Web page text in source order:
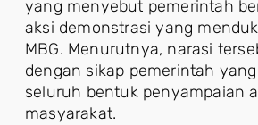
yang menyebut pemerintah
aksi demonstrasi yang
MBG. Menurutnya, narasi
dengan sikap pemerintah
seluruh bentuk penyampaian
masyarakat.